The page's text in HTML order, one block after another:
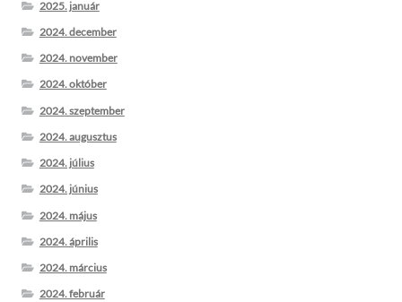
2025. január
2024. december
2024. november
2024. október
2024. szeptember
2024. augusztus
2024. július
2024. június
2024. május
2024. április
2024. március
2024. február